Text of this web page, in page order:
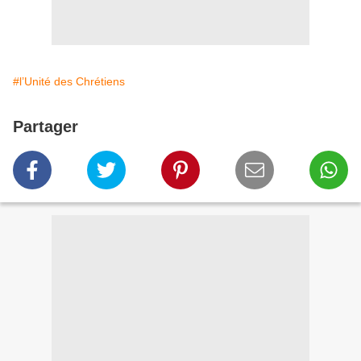
#l’Unité des Chrétiens
Partager